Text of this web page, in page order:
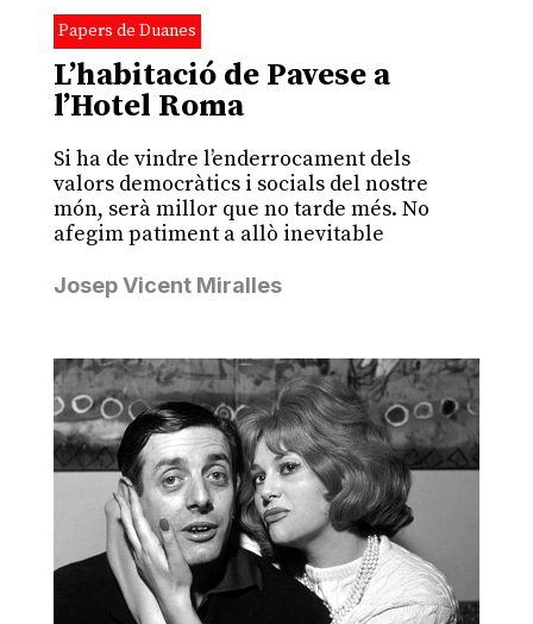
Papers de Duanes
L’habitació de Pavese a
l’Hotel Roma
Si ha de vindre l’enderrocament dels
valors democràtics i socials del nostre
món, serà millor que no tarde més. No
afegim patiment a allò inevitable
Josep Vicent Miralles